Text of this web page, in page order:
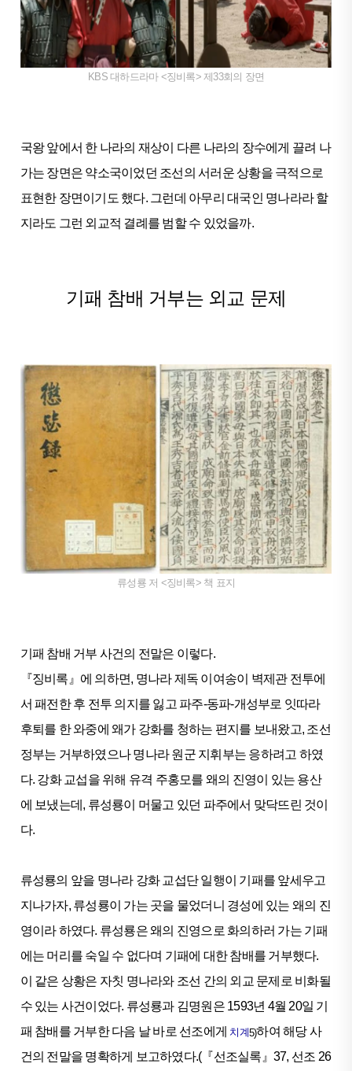
KBS 대하드라마 <징비록> 제33회의 장면
국왕 앞에서 한 나라의 재상이 다른 나라의 장수에게 끌려 나
가는 장면은 약소국이었던 조선의 서러운 상황을 극적으로
표현한 장면이기도 했다. 그런데 아무리 대국인 명나라라 할
지라도 그런 외교적 결례를 범할 수 있었을까.
기패 참배 거부는 외교 문제
류성룡 저 <징비록> 책 표지
기패 참배 거부 사건의 전말은 이렇다.
『징비록』에 의하면, 명나라 제독 이여송이 벽제관 전투에
서 패전한 후 전투 의지를 잃고 파주-동파-개성부로 잇따라
후퇴를 한 와중에 왜가 강화를 청하는 편지를 보내왔고, 조선
정부는 거부하였으나 명나라 원군 지휘부는 응하려고 하였
다. 강화 교섭을 위해 유격 주홍모를 왜의 진영이 있는 용산
에 보냈는데, 류성룡이 머물고 있던 파주에서 맞닥뜨린 것이
다.
류성룡의 앞을 명나라 강화 교섭단 일행이 기패를 앞세우고
지나가자, 류성룡이 가는 곳을 물었더니 경성에 있는 왜의 진
영이라 하였다. 류성룡은 왜의 진영으로 화의하러 가는 기패
에는 머리를 숙일 수 없다며 기패에 대한 참배를 거부했다.
이 같은 상황은 자칫 명나라와 조선 간의 외교 문제로 비화될
수 있는 사건이었다. 류성룡과 김명원은 1593년 4월 20일 기
패 참배를 거부한 다음 날 바로 선조에게 치계5)하여 해당 사
건의 전말을 명확하게 보고하였다.(『선조실록』37, 선조 26